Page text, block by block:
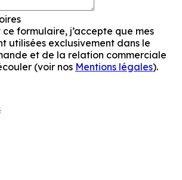
ce formulaire, j’accepte que mes
utilisées exclusivement dans le
et de la relation commerciale
(voir nos Mentions légales).